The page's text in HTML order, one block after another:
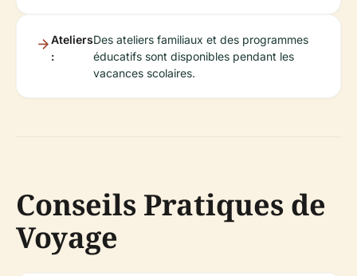
Ateliers
:
Des ateliers familiaux et des programmes
éducatifs sont disponibles pendant les
vacances scolaires.
Conseils Pratiques de
Voyage